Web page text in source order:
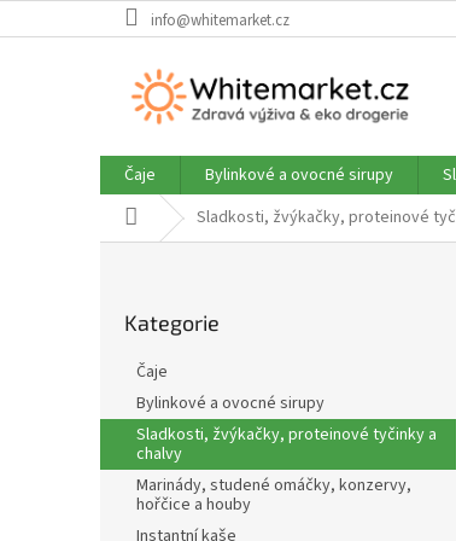
na
info@whitemarket.cz
Čaje Bylinkové a ovocné sirupy
Domů Sladkosti, žvýkačky, proteinové
n
í
kategorie
Kategorie
Čaje
Bylinkové a ovocné sirupy
Sladkosti, žvýkačky, proteinové tyčinky a
chalvy
Marinády, studené omáčky, konzervy,
hořčice a houby
Instantní kaše